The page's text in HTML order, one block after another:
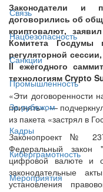
Связь
Нацбезопасность
Санкции
Промышленность
За рубежом
Кадры
Киберграмотность
Мероприятия
Законодатели и
договорились об
криптовалют,
Комитета
регуляторной
II ежегодного
технологиям Crypto
«Эти договоренности
принять», —
из пакета «застрял в
Законопроект №
Федеральный закон
цифровой валюте и
законодательные
установления